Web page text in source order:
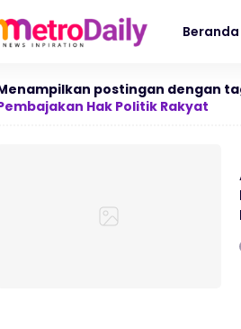
Beranda
postingan dengan
Hak Politik Rakyat